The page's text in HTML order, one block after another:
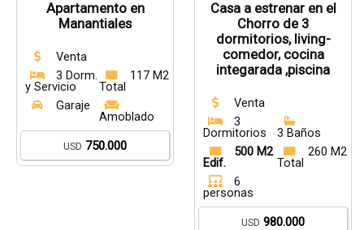
Apartamento en
Manantiales
Venta
3 Dorm.
y Servicio
117 M2
Total
Garaje
Amoblado
USD 750.000
Casa a estrenar en el
Chorro de 3
dormitorios, living-
comedor, cocina
integarada ,piscina
Venta
3
Dormitorios
3 Baños
500 M2
Edif.
260 M2
Total
6
personas
USD 980.000